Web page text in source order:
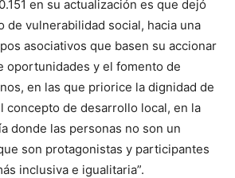
en su actualización es que dejó
de vulnerabilidad social, hacia una
asociativos que basen su accionar
oportunidades y el fomento de
en las que priorice la dignidad de
concepto de desarrollo local, en la
donde las personas no son un
son protagonistas y participantes
inclusiva e igualitaria”.